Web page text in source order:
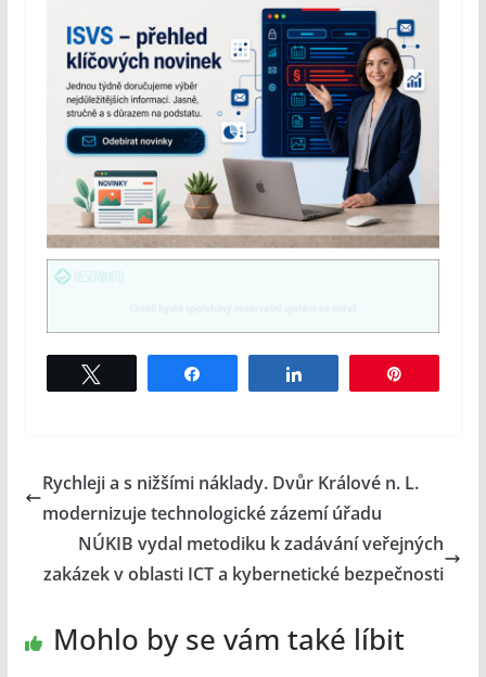
Rychleji a s nižšími náklady. Dvůr Králové n. L.
modernizuje technologické zázemí úřadu
NÚKIB vydal metodiku k zadávání veřejných
zakázek v oblasti ICT a kybernetické bezpečnosti
Mohlo by se vám také líbit